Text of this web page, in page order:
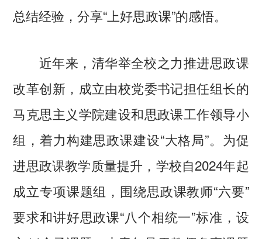
总结经验，分享“上好思政课”的感悟。
近年来，清华举全校之力推进思政课
改革创新，成立由校党委书记担任组长的
马克思主义学院建设和思政课工作领导小
组，着力构建思政课建设“大格局”。为促
进思政课教学质量提升，学校自2024年起
成立专项课题组，围绕思政课教师“六要”
要求和讲好思政课“八个相统一”标准，设